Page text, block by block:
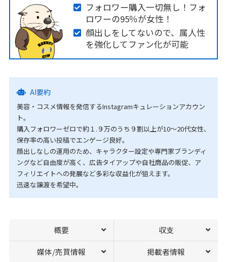
フォロワー購入一切無し！フォ
ロワーの95％が女性！
顔出しをしてないので、属人性
を強化してファン化が可能
AI要約
美容・コスメ情報を発信するInstagramキュレーションアカウン
ト。
購入フォロワーゼロで約１.９万のうち９割以上が10〜20代女性、
保存率の高い投稿でエンゲージ良好。
顔出しなしの運用のため、キャラクター設定や専門家ブランディ
ングなど自由度が高く、広告タイアップや自社商品の販促、ア
フィリエイトへの発展など多彩な収益化が狙えます。
迅速な譲渡を希望中。
概要 収支
媒体/売買情報 掲載者情報